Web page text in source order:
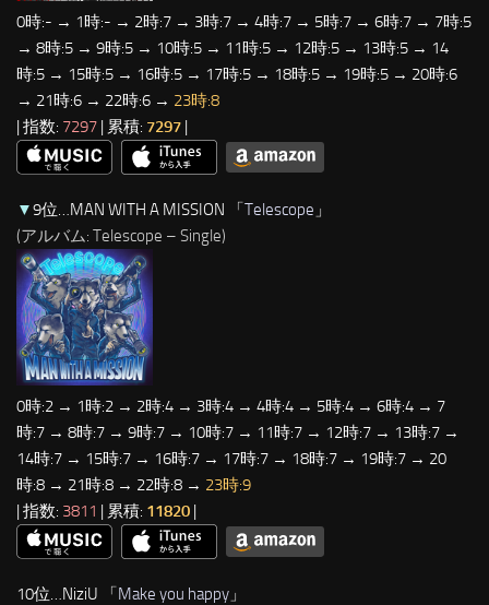
0時:- → 1時:- → 2時:7 → 3時:7 → 4時:7 → 5時:7 → 6時:7 → 7時:5
→ 8時:5 → 9時:5 → 10時:5 → 11時:5 → 12時:5 → 13時:5 → 14
時:5 → 15時:5 → 16時:5 → 17時:5 → 18時:5 → 19時:5 → 20時:6
→ 21時:6 → 22時:6 → 23時:8
| 指数: 7297 | 累積: 7297 |
▼9位…MAN WITH A MISSION 「Telescope 」
(アルバム: Telescope – Single)
0時:2 → 1時:2 → 2時:4 → 3時:4 → 4時:4 → 5時:4 → 6時:4 → 7
時:7 → 8時:7 → 9時:7 → 10時:7 → 11時:7 → 12時:7 → 13時:7 →
14時:7 → 15時:7 → 16時:7 → 17時:7 → 18時:7 → 19時:7 → 20
時:8 → 21時:8 → 22時:8 → 23時:9
| 指数: 3811 | 累積: 11820 |
10位…NiziU 「Make you happy 」